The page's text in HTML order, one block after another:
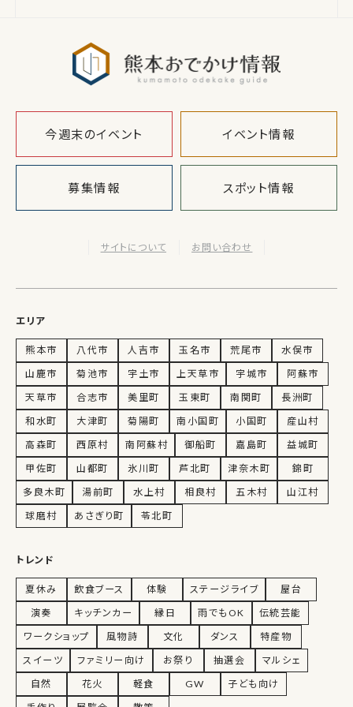
今週末のイベント イベント情報
募集情報 スポット情報
サイトについて お問い合わせ
エリア
熊本市 八代市 人吉市 玉名市 荒尾市
水俣市
山鹿市
菊池市 宇土市 上天草市 宇城市
阿蘇市
天草市
合志市 美里町 玉東町 南関町
長洲町
和水町
大津町 菊陽町 南小国町 小国町
産山村
高森町
西原村 南阿蘇村 御船町 嘉島町
益城町
甲佐町
山都町 氷川町 芦北町 津奈木町
錦町
多良木町
湯前町 水上村 相良村 五木村
山江村
球磨村
あさぎり町 苓北町
トレンド
夏休み 飲食ブース 体験 ステージライブ
屋台
演奏
キッチンカー 縁日 雨でもOK
伝統芸能
ワークショップ
風物詩 文化 ダンス
特産物
スイーツ
ファミリー向け お祭り 抽選会
マルシェ
自然
花火 軽食 GW
子ども向け